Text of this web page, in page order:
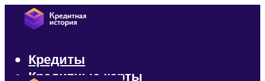
Кредиты
Кредитные карты